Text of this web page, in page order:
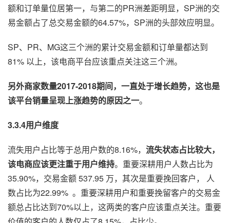
额和订单量位居第一，与第二的PR洲差距明显，SP洲的交
易金额占了总交易金额的64.57%，SP洲的头部效应明显。
SP、PR、MG这三个洲的累计交易金额和订单量都达到
81% 以上，该电商平台应该重点关注这三个洲。
另外商家数量2017-2018期间，一直处于增长趋势，这也是
该平台销量呈现上涨趋势的原因之一。
3.3.4用户维度
流失用户占比等于总用户数的8.16%， 流失状态占比较大，
该电商应该更注重于用户维持。重要深耕用户人数占比为
35.90%，交易金额 537.95 万，其次是重要挽回客户， 人
数占比为22.99% 。重要深耕用户和重要挽留客户的交易金
额总占比达到70%以上，这两类的客户应该重点关注。重要